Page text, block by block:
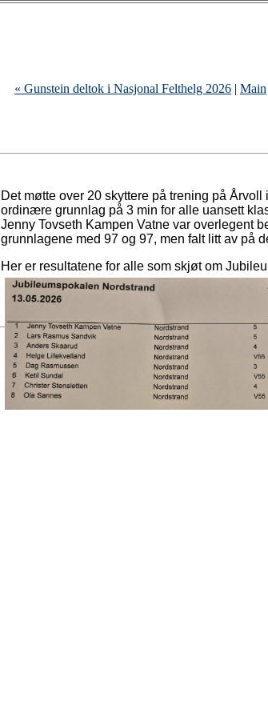
« Gunstein deltok i Nasjonal Felthelg 2026 | Main
Det møtte over 20 skyttere på trening på
ordinære grunnlag på 3 min for alle uansett
Jenny Tovseth Kampen Vatne var overlegent
grunnlagene med 97 og 97, men falt litt av på
Her er resultatene for alle som skjøt om